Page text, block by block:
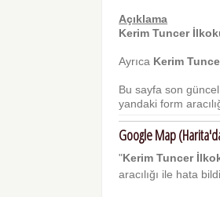
Açıklama
Kerim Tuncer
Ayrıca Kerim
Bu sayfa son
yandaki form
Google Map
"Kerim Tuncer
aracılığı ile hata